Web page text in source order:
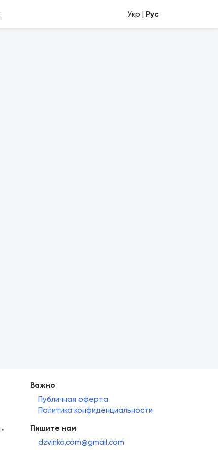
Укр | Рус
Важно
Публичная оферта
Политика конфиденциальности
Пишите нам
dzvinko.com@gmail.com